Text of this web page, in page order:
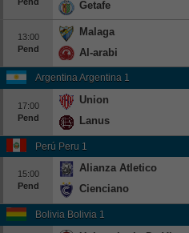
Pend
Getafe
13:00
Pend
Malaga
Al-arabi
Argentina Argentina 1
17:00
Pend
Union
Lanus
Perú Peru 1
15:00
Pend
Alianza Atletico
Cienciano
Bolivia Bolivia 1
Europa League
Supercopa Europa
Partidos amistosos
Partidos televisados
Baloncesto
Europa
Euroliga
Eurocup
España